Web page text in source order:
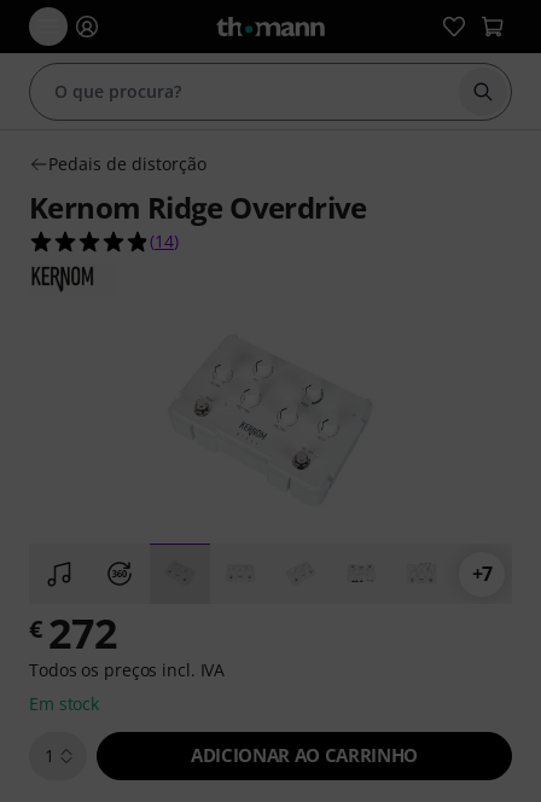
Iniciar
Pedais de distorção
Kernom Ridge Overdrive
4.9 de 5 estrelas de 14 avaliações de clientes
(14)
+7
€ 272
Todos os preços incl. IVA
Em stock
1 ADICIONAR AO CARRINHO